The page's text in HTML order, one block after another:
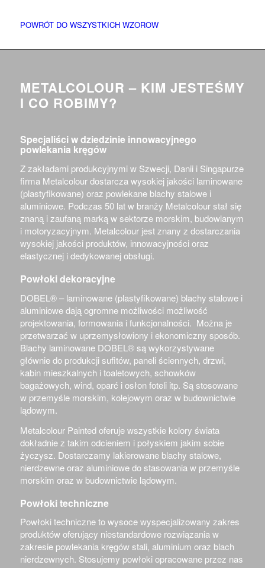
POWRÓT DO WSZYSTKICH WZOROW
METALCOLOUR – KIM JESTEŚMY
I CO ROBIMY?
Specjaliści w dziedzinie innowacyjnego
powlekania kręgów
Z zakładami produkcyjnymi w Szwecji, Danii i Singapurze
firma Metalcolour dostarcza wysokiej jakości laminowane
(plastyfikowane) oraz powlekane blachy stalowe i
aluminiowe. Podczas 50 lat w branży Metalcolour stał się
znaną i zaufaną marką w sektorze morskim, budowlanym
i motoryzacyjnym. Metalcolour jest znany z dostarczania
wysokiej jakości produktów, innowacyjności oraz
elastycznej i dedykowanej obsługi.
Powłoki dekoracyjne
DOBEL®– laminowane (plastyfikowane) blachy stalowe i
aluminiowe dają ogromne możliwości możliwość
projektowania, formowania i funkcjonalności. Można je
przetwarzać w uprzemysłowiony i ekonomiczny sposób.
Blachy laminowane DOBEL® są wykorzystywane
głównie do produkcji sufitów, paneli ściennych, drzwi,
kabin mieszkalnych i toaletowych, schowków
bagażowych, wind, oparć i osłon foteli itp. Są stosowane
w przemyśle morskim, kolejowym oraz w budownictwie
lądowym.
Metalcolour Painted oferuje wszystkie kolory świata
dokładnie z takim odcieniem i połyskiem jakim sobie
życzysz. Dostarczamy lakierowane blachy stalowe,
nierdzewne oraz aluminiowe do stasowania w przemyśle
morskim oraz w budownictwie lądowym.
Powłoki techniczne
Powłoki techniczne to wysoce wyspecjalizowany zakres
produktów oferujący niestandardowe rozwiązania w
zakresie powlekania kręgów stali, aluminium oraz blach
nierdzewnych. Stosujemy powłoki opracowane przez nas